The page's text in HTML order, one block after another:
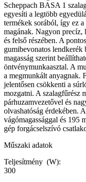
Scheppach BASA 1
egyesíti a legtöbb
termékek sorából, így ez
magának. Nagyon precíz,
és felső részében. A
gumibevonatos lendkerék
magasság szerint
öntvénymunkaasztal. A
a megmunkált anyagnak.
jelentősen csökkenti a
mozgatni. A szalagfűrész
párhuzamvezetővel és
olvashatóság érdekében.
vágómagassággal és 195
gép forgácselszívó
Műszaki adatok
Teljesítmény (W):
300